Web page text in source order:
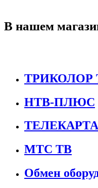
В нашем
ТРИКОЛОР
НТВ-ПЛЮС
МТС ТВ
Обмен